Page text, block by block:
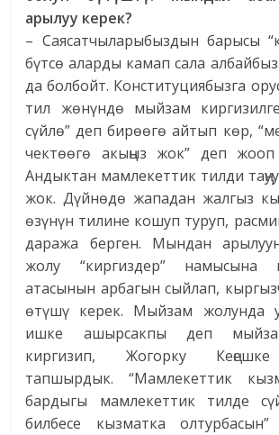
арылуу керек?
– Саясатчыларыбыздын барысы
бүтсө аларды камап сала
да болбойт. Конституциябызга
тил жөнүндө мыйзам
сүйлө” деп бирөөгө айтып көр,
чектөөгө акыңыз жок” деп
Андыктан мамлекеттик тилди
жок. Дүйнөдө жападан жалгыз
өзүнүн тилине кошуп туруп,
даража берген. Мындан
жолу “киргиздер” намысына
атасынын арбагын сыйлап,
өтүшү керек. Мыйзам жолунда
ишке ашырсакпы деп
киргизип, Жогорку
тапшырдык. “Мамлекеттик
бардыгы мамлекеттик тилде
билбесе кызматка